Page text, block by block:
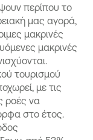
περίπου το
μας αγορά,
μακρινές
μακρινές
τουρισμού
με τις
ροές να
στο έτος.